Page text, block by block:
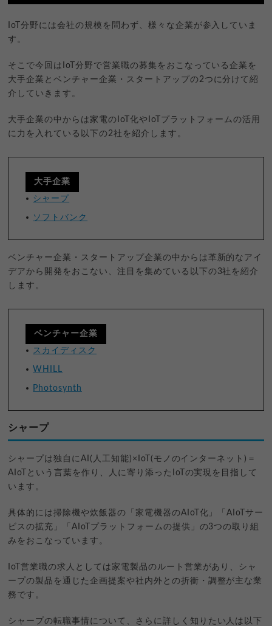
IoT分野には会社の規模を問わず、様々な企業が参入していま
す。
そこで今回はIoT分野で営業職の募集をおこなっている企業を
大手企業とベンチャー企業・スタートアップの2つに分けて紹
介していきます。
大手企業の中からは家電のIoT化やIoTプラットフォームの活用
に力を入れている以下の2社を紹介します。
大手企業
シャープ
ソフトバンク
ベンチャー企業・スタートアップ企業の中からは革新的なアイ
デアから開発をおこない、注目を集めている以下の3社を紹介
します。
ベンチャー企業
スカイディスク
WHILL
Photosynth
シャープ
シャープは独自にAI(人工知能)×IoT(モノのインターネット)＝
AIoTという言葉を作り、人に寄り添ったIoTの実現を目指して
います。
具体的には掃除機や炊飯器の「家電機器のAIoT化」「AIoTサー
ビスの拡充」「AIoTプラットフォームの提供」の3つの取り組
みをおこなっています。
IoT営業職の求人としては家電製品のルート営業があり、シャ
ープの製品を通じた企画提案や社内外との折衝・調整が主な業
務です。
シャープの転職事情について、さらに詳しく知りたい人は以下